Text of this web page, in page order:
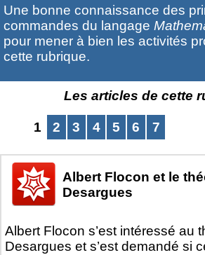
Une bonne connaissance des
commandes du langage
pour mener à bien les activités
cette rubrique.
Les articles de cette
1 2 3 4 5 6 7
Albert Flocon et le
Desargues
Albert Flocon s’est intéressé au
Desargues et s’est demandé si